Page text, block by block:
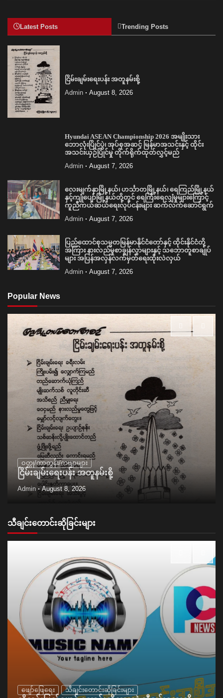
Latest Posts Trending Posts
ငြိမ်းချမ်းရေးပန်း အတူနမ်းစို့
Admin August 8, 2026
Hyundai ASEAN Championship 2026 အမျိုးသား
ဘောလုံးပြိုင်ပွဲ၊ အုပ်စုအဆင့် မြန်မာအသင်းနှင့် ထိုင်း
အသင်းယှဉ်ပြိုင်မှု တိုက်ရိုက်ထုတ်လွှင့်မည်
Admin August 7, 2026
လေးမျက်နှာမြို့နယ်၊ ဟင်္သာတမြို့နယ်၊ ရေကြည်မြို့နယ်
နှင့်ကျုံပျော်မြို့နယ်တို့တွင် ရေကြီးရေလျှံမှုများကြောင့်
ကူညီကယ်ဆယ်ရေးလုပ်ငန်းများ ဆက်လက်ဆောင်ရွက်
Admin August 7, 2026
ပြည်ထောင်စုသမ္မတမြန်မာနိုင်ငံတော်နှင့် ထိုင်းနိုင်ငံတို့
အကြား နားလည်မှုစာချွန်လွှာများနှင့် သဘောတူစာချုပ်
များ အပြန်အလှန်လက်မှတ်ရေးထိုးလဲလှယ်
Admin August 7, 2026
Popular News
ဝတ္ထု/ကာတွန်း/ကဗျာများ
ငြိမ်းချမ်းရေးပန်း အတူနမ်းစို့
Admin August 8, 2026
သီချင်းတောင်းဆိုခြင်းများ
ဖျော်ဖြေရေး သီချင်းတောင်းဆိုခြင်းများ